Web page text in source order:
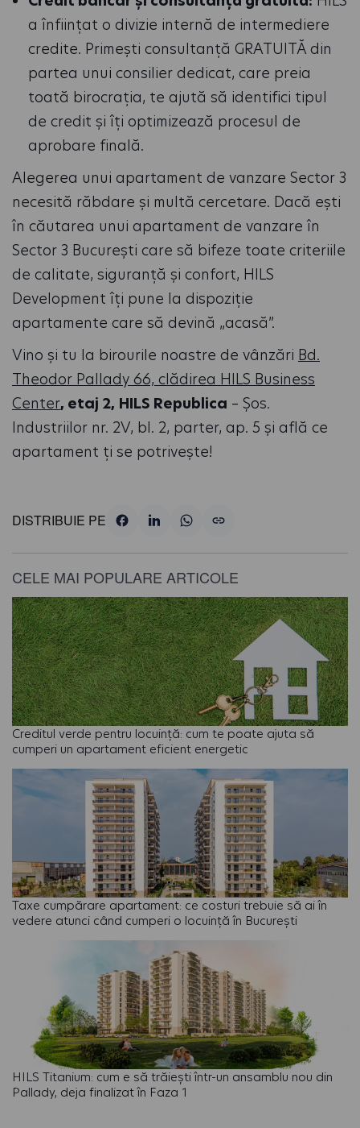
a înființat o divizie internă de intermediere
credite. Primești consultanță GRATUITĂ din
partea unui consilier dedicat, care preia
toată birocrația, te ajută să identifici tipul
de credit și îți optimizează procesul de
aprobare finală.
Alegerea unui apartament de vanzare Sector 3
necesită răbdare și multă cercetare. Dacă ești
în căutarea unui apartament de vanzare în
Sector 3 București care să bifeze toate criteriile
de calitate, siguranță și confort, HILS
Development îți pune la dispoziție
apartamente care să devină „acasă”.
Vino și tu la birourile noastre de vânzări Bd.
Theodor Pallady 66, clădirea HILS Business
Center, etaj 2, HILS Republica – Șos.
Industriilor nr. 2V, bl. 2, parter, ap. 5 și află ce
apartament ți se potrivește!
DISTRIBUIE PE
CELE MAI POPULARE ARTICOLE
Creditul verde pentru locuință: cum te poate ajuta să
cumperi un apartament eficient energetic
Taxe cumpărare apartament: ce costuri trebuie să ai în
vedere atunci când cumperi o locuință în București
HILS Titanium: cum e să trăiești într-un ansamblu nou din
Pallady, deja finalizat în Faza 1